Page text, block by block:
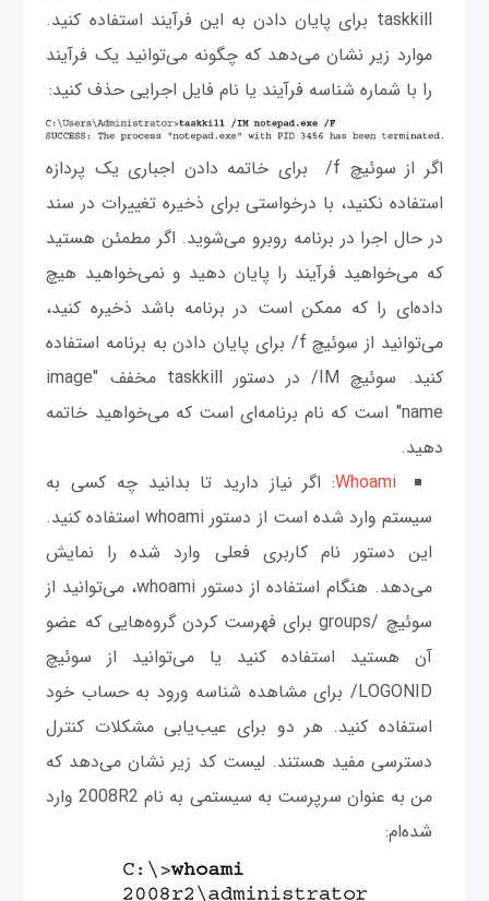
taskkill برای پایان دادن به این فرآیند استفاده کنید.
موارد زیر نشان می‌دهد که چگونه می‌توانید یک فرآیند
را با شماره شناسه فرآیند یا نام فایل اجرایی حذف کنید:
اگر از سوئیچ f/ برای خاتمه دادن اجباری یک پردازه
استفاده نکنید، با درخواستی برای ذخیره تغییرات در سند
در حال اجرا در برنامه روبرو می‌شوید. اگر مطمئن هستید
که می‌خواهید فرآیند را پایان دهید و نمی‌خواهید هیچ
داده‌ای را که ممکن است در برنامه باشد ذخیره کنید،
می‌توانید از سوئیچ f/ برای پایان دادن به برنامه استفاده
کنید. سوئیچ IM/ در دستور taskkill مخفف "image
name" است که نام برنامه‌ای است که می‌خواهید خاتمه
دهید.
Whoami: اگر نیاز دارید تا بدانید چه کسی به
سیستم وارد شده است از دستور whoami استفاده کنید.
این دستور نام کاربری فعلی وارد شده را نمایش
می‌دهد. هنگام استفاده از دستور whoami، می‌توانید از
سوئیچ /groups برای فهرست کردن گروه‌هایی که عضو
آن هستید استفاده کنید یا می‌توانید از سوئیچ
LOGONID/ برای مشاهده شناسه ورود به حساب خود
استفاده کنید. هر دو برای عیب‌یابی مشکلات کنترل
دسترسی مفید هستند. لیست کد زیر نشان می‌دهد که
من به عنوان سرپرست به سیستمی به نام 2008R2 وارد
شده‌ام: